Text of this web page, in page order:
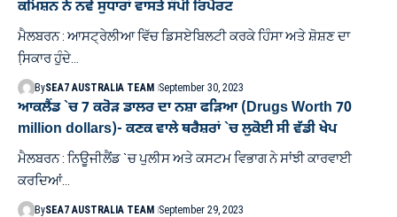
ਕਮਿਸ਼ਨ ਨੇ ਨਵੇਂ ਸੁਧਾਰਾਂ ਵਾਸਤੇ ਸੌਂਪੀ ਰਿਪੋਰਟ
ਮੈਲਬਰਨ : ਆਸਟ੍ਰੇਲੀਆ ਵਿੱਚ ਡਿਸਏਬਿਲਟੀ ਕਰਕੇ ਹਿੰਸਾ ਅਤੇ ਸ਼ੋਸ਼ਣ ਦਾ
ਸਿ਼ਕਾਰ ਹੁੰਦੇ…
BySEA7 AUSTRALIA TEAM September 30, 2023
ਆਕਲੈਂਡ `ਚ 7 ਕਰੋੜ ਡਾਲਰ ਦਾ ਨਸ਼ਾ ਫੜਿਆ (Drugs Worth 70
million dollars)- ਕਣਕ ਵਾਲੇ ਥਰੈਸ਼ਰਾਂ `ਚ ਲੁਕੋਈ ਸੀ ਵੱਡੀ ਖੇਪ
ਮੈਲਬਰਨ : ਨਿਊਜੀਲੈਂਡ `ਚ ਪੁਲੀਸ ਅਤੇ ਕਸਟਮ ਵਿਭਾਗ ਨੇ ਸਾਂਝੀ ਕਾਰਵਾਈ
ਕਰਦਿਆਂ…
BySEA7 AUSTRALIA TEAM September 29, 2023